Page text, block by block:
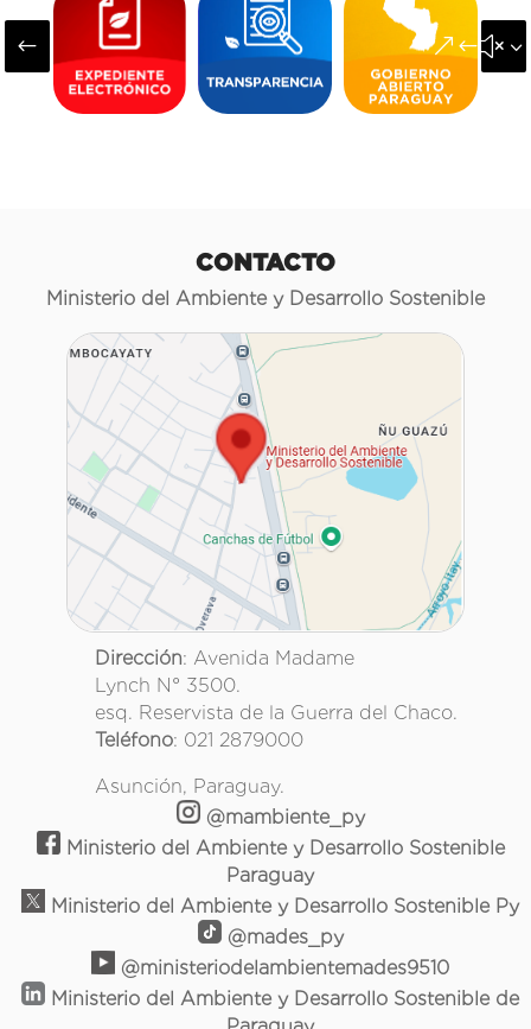
#
CONTACTO
Ministerio del Ambiente y Desarrollo Sostenible
Dirección: Avenida Madame
Lynch N° 3500.
esq. Reservista de la Guerra del Chaco.
Teléfono: 021 2879000
Asunción, Paraguay.
@mambiente_py
Ministerio del Ambiente y Desarrollo Sostenible
Paraguay
Ministerio del Ambiente y Desarrollo Sostenible Py
@mades_py
@ministeriodelambientemades9510
Ministerio del Ambiente y Desarrollo Sostenible de